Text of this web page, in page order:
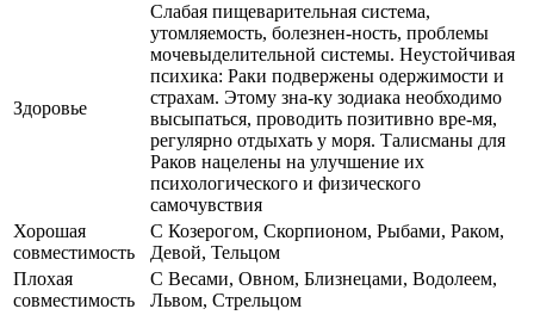
Здоровье
Слабая пищеварительная система,
утомляемость, болезнен-ность, проблемы
мочевыделительной системы. Неустойчивая
психика: Раки подвержены одержимости и
страхам. Этому зна-ку зодиака необходимо
высыпаться, проводить позитивно вре-мя,
регулярно отдыхать у моря. Талисманы для
Раков нацелены на улучшение их
психологического и физического
самочувствия
Хорошая
совместимость
С Козерогом, Скорпионом, Рыбами, Раком,
Девой, Тельцом
Плохая
совместимость
С Весами, Овном, Близнецами, Водолеем,
Львом, Стрельцом